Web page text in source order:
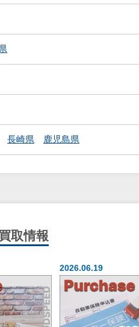
長崎県 鹿児島県
買取情報
2026.06.19